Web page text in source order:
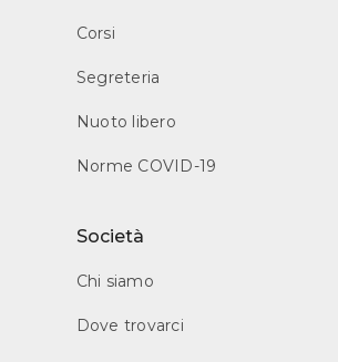
Corsi
Segreteria
Nuoto libero
Norme COVID-19
Società
Chi siamo
Dove trovarci